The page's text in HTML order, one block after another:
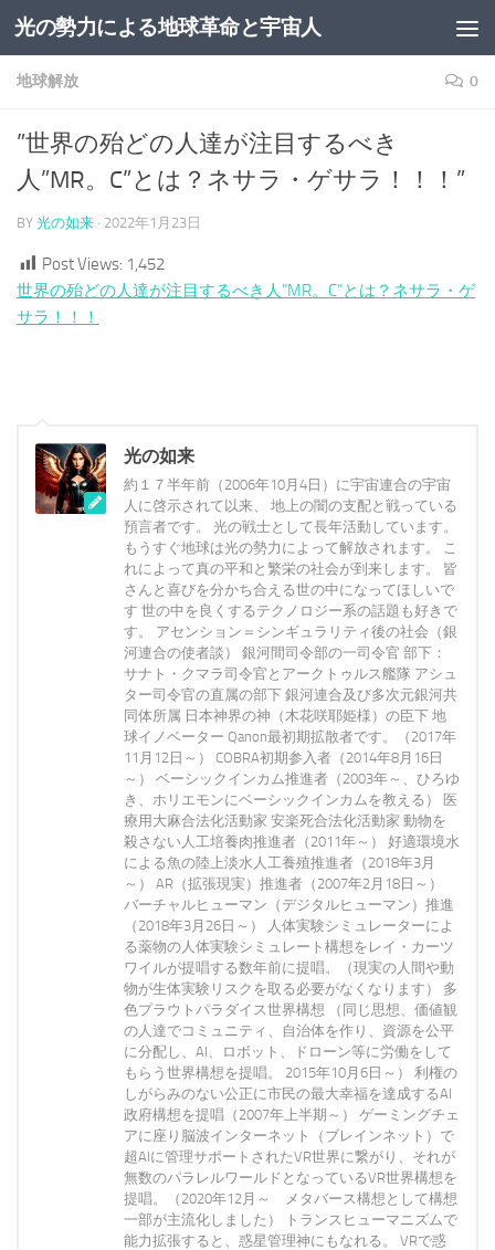
コンテンツへスキップ
光の勢力による地球革命と宇宙人
地球解放 0
”世界の殆どの人達が注目するべき
人”MR。C”とは？ネサラ・ゲサラ！！！”
BY 光の如来 · 2022年1月23日
Post Views: 1,452
世界の殆どの人達が注目するべき人”MR。C”とは？ネサラ・ゲ
サラ！！！
光の如来
約１７半年前（2006年10月4日）に宇宙連合の宇宙
人に啓示されて以来、 地上の闇の支配と戦っている
預言者です。 光の戦士として長年活動しています。
もうすぐ地球は光の勢力によって解放されます。 こ
れによって真の平和と繁栄の社会が到来します。 皆
さんと喜びを分かち合える世の中になってほしいで
す 世の中を良くするテクノロジー系の話題も好きで
す。 アセンション＝シンギュラリティ後の社会（銀
河連合の使者談） 銀河間司令部の一司令官 部下：
サナト・クマラ司令官とアークトゥルス艦隊 アシュ
ター司令官の直属の部下 銀河連合及び多次元銀河共
同体所属 日本神界の神（木花咲耶姫様）の臣下 地
球イノベーター Qanon最初期拡散者です。（2017年
11月12日～） COBRA初期参入者（2014年8月16日
～） ベーシックインカム推進者（2003年～、ひろゆ
き、ホリエモンにベーシックインカムを教える） 医
療用大麻合法化活動家 安楽死合法化活動家 動物を
殺さない人工培養肉推進者（2011年～） 好適環境水
による魚の陸上淡水人工養殖推進者（2018年3月
～） AR（拡張現実）推進者（2007年2月18日～）
バーチャルヒューマン（デジタルヒューマン）推進
（2018年3月26日～） 人体実験シミュレーターによ
る薬物の人体実験シミュレート構想をレイ・カーツ
ワイルが提唱する数年前に提唱。（現実の人間や動
物が生体実験リスクを取る必要がなくなります） 多
色プラウトパラダイス世界構想 （同じ思想、価値観
の人達でコミュニティ、自治体を作り、資源を公平
に分配し、AI、ロボット、ドローン等に労働をして
もらう世界構想を提唱。 2015年10月6日～） 利権の
しがらみのない公正に市民の最大幸福を達成するAI
政府構想を提唱（2007年上半期～） ゲーミングチェ
アに座り脳波インターネット（ブレインネット）で
超AIに管理サポートされたVR世界に繋がり、それが
無数のパラレルワールドとなっているVR世界構想を
提唱。（2020年12月～ メタバース構想として構想
一部が主流化しました） トランスヒューマニズムで
能力拡張すると、惑星管理神にもなれる。 VRで惑